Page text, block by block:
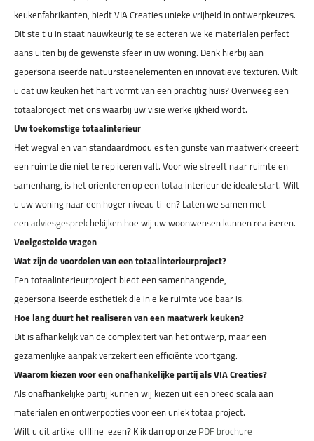
keukenfabrikanten, biedt VIA Creaties unieke vrijheid in ontwerpkeuzes.
Dit stelt u in staat nauwkeurig te selecteren welke materialen perfect
aansluiten bij de gewenste sfeer in uw woning. Denk hierbij aan
gepersonaliseerde natuursteenelementen en innovatieve texturen. Wilt
u dat uw keuken het hart vormt van een prachtig huis? Overweeg een
totaalproject met ons waarbij uw visie werkelijkheid wordt.
Uw toekomstige totaalinterieur
Het wegvallen van standaardmodules ten gunste van maatwerk creëert
een ruimte die niet te repliceren valt. Voor wie streeft naar ruimte en
samenhang, is het oriënteren op een totaalinterieur de ideale start. Wilt
u uw woning naar een hoger niveau tillen? Laten we samen met
eenadviesgesprekbekijken hoe wij uw woonwensen kunnen realiseren.
Veelgestelde vragen
Wat zijn de voordelen van een totaalinterieurproject?
Een totaalinterieurproject biedt een samenhangende,
gepersonaliseerde esthetiek die in elke ruimte voelbaar is.
Hoe lang duurt het realiseren van een maatwerk keuken?
Dit is afhankelijk van de complexiteit van het ontwerp, maar een
gezamenlijke aanpak verzekert een efficiënte voortgang.
Waarom kiezen voor een onafhankelijke partij als VIA Creaties?
Als onafhankelijke partij kunnen wij kiezen uit een breed scala aan
materialen en ontwerpopties voor een uniek totaalproject.
Wilt u dit artikel offline lezen? Klik dan op onze PDF brochure